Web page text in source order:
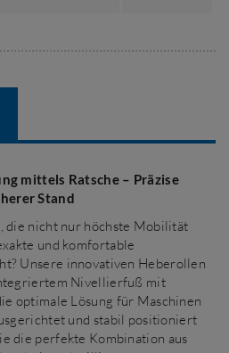
mittels Ratsche – Präzise
Stand
die nicht nur höchste Mobilität
und komfortable
Unsere innovativen Heberollen
Nivellierfuß mit
optimale Lösung für Maschinen
und stabil positioniert
die perfekte Kombination aus